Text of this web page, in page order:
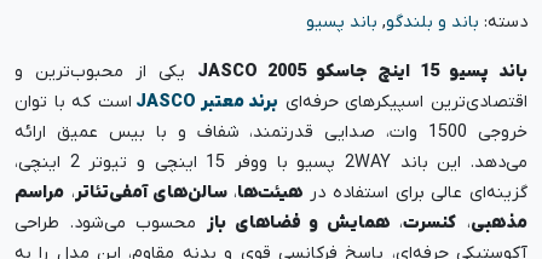
دسته: باند و بلندگو, باند پسیو
باند پسیو 15 اینچ جاسکو JASCO 2005
یکی از محبوب‌ترین و
اقتصادی‌ترین اسپیکرهای حرفه‌ای برند معتبر JASCO
است که با توان
خروجی 1500 وات، صدایی قدرتمند، شفاف و با بیس عمیق ارائه
می‌دهد. این باند 2WAY پسیو با ووفر 15 اینچی و تیوتر 2 اینچی،
گزینه‌ای عالی برای استفاده در هیئت‌ها،سالن‌های آمفی‌تئاتر، مراسم
مذهبی، کنسرت،همایش و فضاهای باز
محسوب می‌شود. طراحی
آکوستیکی حرفه‌ای، پاسخ فرکانسی قوی و بدنه مقاوم، این مدل را به